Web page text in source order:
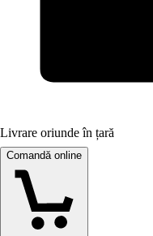
Livrare oriunde în țară
Comandă online